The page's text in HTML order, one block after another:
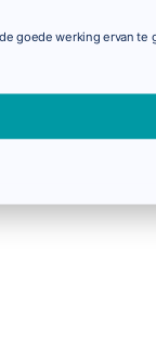
goede werking ervan